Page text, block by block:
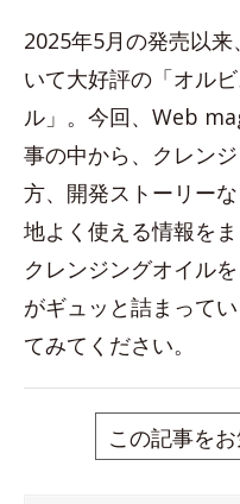
2025年5月の発売以
いて大好評の「オル
ル」。今回、Web
事の中から、クレン
方、開発ストーリー
地よく使える情報をま
クレンジングオイル
がギュッと詰まって
てみてください。
この記事を